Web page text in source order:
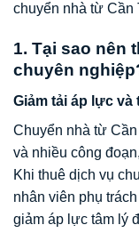
chuyển nhà từ Cần
1. Tại sao nên
chuyên
Giảm tải áp lực và
Chuyển nhà từ
và nhiều công
Khi thuê dịch vụ
nhân viên phụ
giảm áp lực tâm lý